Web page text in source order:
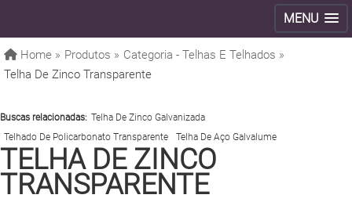
MENU
Home » Produtos » Categoria - Telhas E Telhados »
Telha De Zinco Transparente
Buscas relacionadas: Telha De Zinco Galvanizada
Telhado De Policarbonato Transparente
Telha De Aço Galvalume
TELHA DE ZINCO
TRANSPARENTE